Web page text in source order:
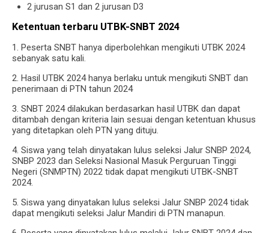
2 jurusan S1 dan 2 jurusan D3
Ketentuan terbaru UTBK-SNBT 2024
1. Peserta SNBT hanya diperbolehkan mengikuti UTBK 2024
sebanyak satu kali.
2. Hasil UTBK 2024 hanya berlaku untuk mengikuti SNBT dan
penerimaan di PTN tahun 2024
3. SNBT 2024 dilakukan berdasarkan hasil UTBK dan dapat
ditambah dengan kriteria lain sesuai dengan ketentuan khusus
yang ditetapkan oleh PTN yang dituju.
4. Siswa yang telah dinyatakan lulus seleksi Jalur SNBP 2024,
SNBP 2023 dan Seleksi Nasional Masuk Perguruan Tinggi
Negeri (SNMPTN) 2022 tidak dapat mengikuti UTBK-SNBT
2024.
5. Siswa yang dinyatakan lulus seleksi Jalur SNBP 2024 tidak
dapat mengikuti seleksi Jalur Mandiri di PTN manapun.